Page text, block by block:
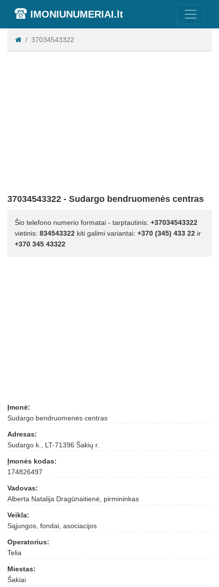
IMONIUNUMERIAI.lt
37034543322
37034543322 - Sudargo bendruomenės centras
Šio telefono numerio formatai - tarptautinis: +37034543322
vietinis: 834543322 kiti galimi variantai: +370 (345) 433 22 ir
+370 345 43322
Įmonė:
Sudargo bendruomenės centras
Adresas:
Sudargo k., LT-71396 Šakių r.
Įmonės kodas:
174826497
Vadovas:
Alberta Natalija Dragūnaitienė, pirmininkas
Veikla:
Sąjungos, fondai, asociacijos
Operatorius:
Telia
Miestas:
Šakiai